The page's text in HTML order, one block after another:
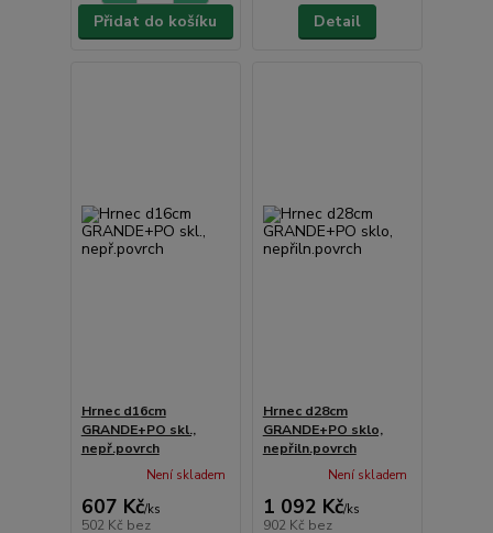
Přidat do košíku Detail
Hrnec d16cm
GRANDE+PO skl.,
nepř.povrch
607 Kč/ks
502 Kč bez
Není skladem
Hrnec d28cm
GRANDE+PO sklo,
nepřiln.povrch
1 092 Kč/ks
902 Kč bez
Není skladem